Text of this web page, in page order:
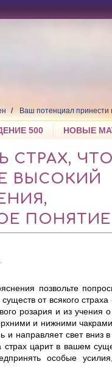
Ваш потенциал
500 НОВЫЕ
СТРАХ,
ВЫСОКИЙ
ПОНЯТИЕ
позвольте
от всякого страха
розария и из учения о
и нижними
и направляет свет вниз
страх царит в вашем
особые